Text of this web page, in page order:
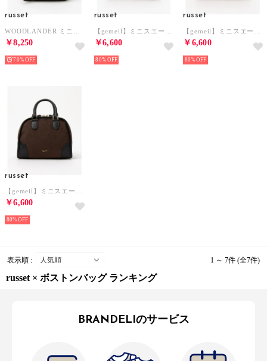
russet
￥8,250
70%
russet
￥6,600
80%
russet
￥6,600
80%
russet
￥6,600
80%
表示順 : 1 ～ 7件 (全7件)
russet × ボストンバッグ ランキング
BRANDELIのサービス